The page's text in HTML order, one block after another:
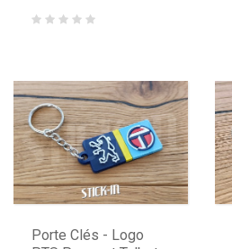
Porte Clés - Logo